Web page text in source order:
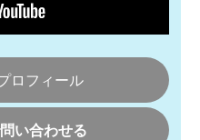
ロフィール
い合わせる